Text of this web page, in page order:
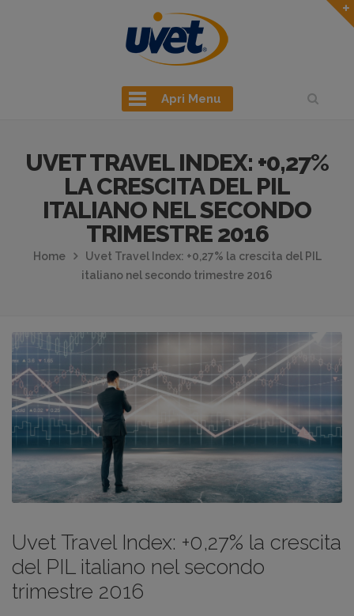
Apri Menu
UVET TRAVEL INDEX: +0,27%
LA CRESCITA DEL PIL
ITALIANO NEL SECONDO
TRIMESTRE 2016
Home
Uvet Travel Index: +0,27% la crescita del PIL
italiano nel secondo trimestre 2016
Uvet Travel Index: +0,27% la crescita
del PIL italiano nel secondo
trimestre 2016